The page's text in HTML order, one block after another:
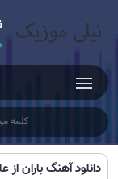
دانلود آهنگ باران از